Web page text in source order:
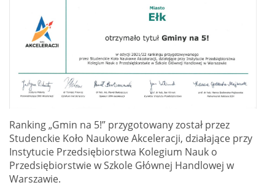
Ranking „Gmin na 5!” przygotowany został przez
Studenckie Koło Naukowe Akceleracji, działające przy
Instytucie Przedsiębiorstwa Kolegium Nauk o
Przedsiębiorstwie w Szkole Głównej Handlowej w
Warszawie.